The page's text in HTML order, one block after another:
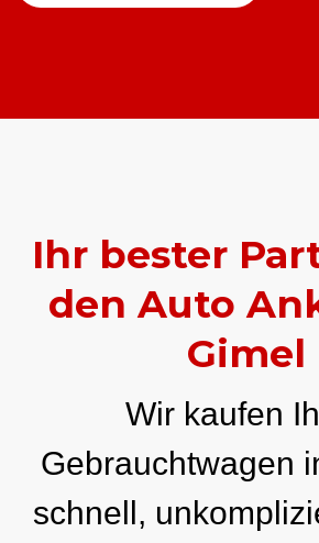
Ihr bester
den Auto
Gimel
Wir kaufen
Gebrauchtwagen
schnell,